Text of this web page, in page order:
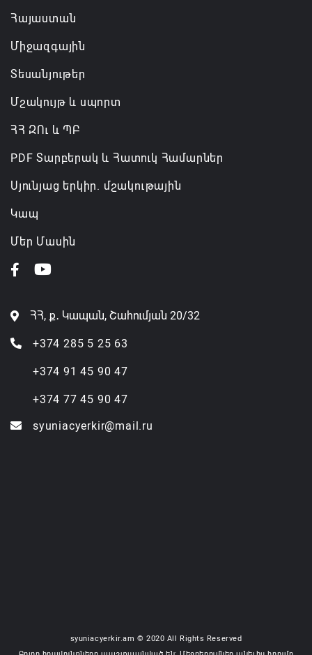
Հայաստան
Միջազգային
Տեսանյութեր
Մշակույթ և սպորտ
ՀՀ ԶՈւ և ՊԲ
PDF Տարբերակ և Հատուկ Համարներ
Սյունյաց երկիր. մշակութային
Կապ
Մեր Մասին
ՀՀ, ք․ Կապան, Շահումյան 20/32
+374 285 5 25 63
+374 91 45 90 47
+374 77 45 90 47
syuniacyerkir@mail.ru
syuniacyerkir.am © 2020 All Rights Reserved